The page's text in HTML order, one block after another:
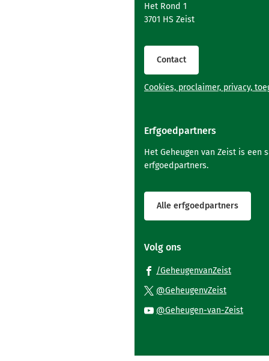
het
van
paginainhoud
Het Rond 1
3701 HS Zeist
Contact
Cookies, proclaimer, privacy,
Erfgoedpartners
Het Geheugen van Zeist is een
erfgoedpartners.
Alle erfgoedpartners
Volg ons
/GeheugenvanZeist(Verwijst
externe
@GeheugenvZeist(Verwijst
naar
@Geheugen-van-Zeist